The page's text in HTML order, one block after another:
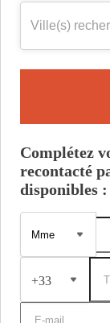
Complétez
recontacté
disponibles :
+33